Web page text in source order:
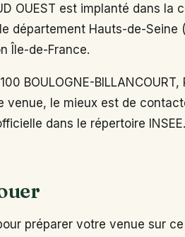
OUEST est implanté dans la
département Hauts-de-Seine
Île-de-France.
BOULOGNE-
venue, le mieux est de
dans le répertoire INSEE.
préparer votre venue sur